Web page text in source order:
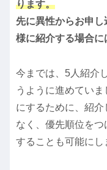
ります。
先に異性からお申
様に紹介する場合に
今までは、5人紹介
うように進めてい
にするために、紹
なく、優先順位を
することも可能にし